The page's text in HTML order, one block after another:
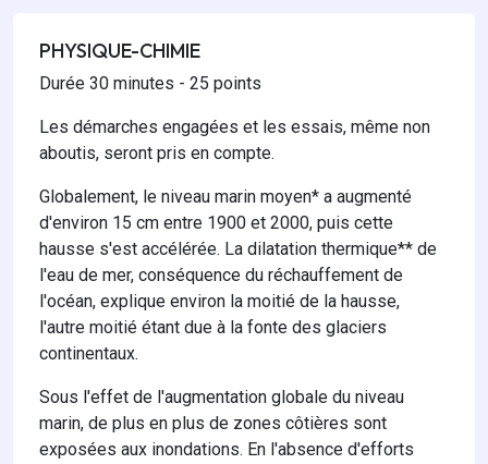
PHYSIQUE-CHIMIE
Durée 30 minutes - 25 points
Les démarches engagées et les essais, même non
aboutis, seront pris en compte.
Globalement, le niveau marin moyen* a augmenté
d'environ 15 cm entre 1900 et 2000, puis cette
hausse s'est accélérée. La dilatation thermique** de
l'eau de mer, conséquence du réchauffement de
l'océan, explique environ la moitié de la hausse,
l'autre moitié étant due à la fonte des glaciers
continentaux.
Sous l'effet de l'augmentation globale du niveau
marin, de plus en plus de zones côtières sont
exposées aux inondations. En l'absence d'efforts